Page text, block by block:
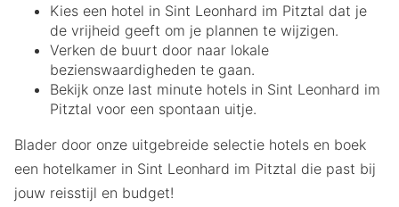
Kies een hotel in Sint Leonhard im Pitztal dat je
de vrijheid geeft om je plannen te wijzigen.
Verken de buurt door naar lokale
bezienswaardigheden te gaan.
Bekijk onze last minute hotels in Sint Leonhard im
Pitztal voor een spontaan uitje.
Blader door onze uitgebreide selectie hotels en boek
een hotelkamer in Sint Leonhard im Pitztal die past bij
jouw reisstijl en budget!